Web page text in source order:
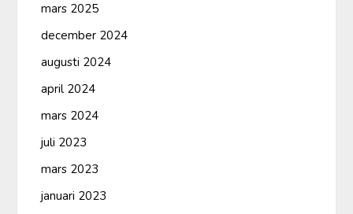
mars 2025
december 2024
augusti 2024
april 2024
mars 2024
juli 2023
mars 2023
januari 2023